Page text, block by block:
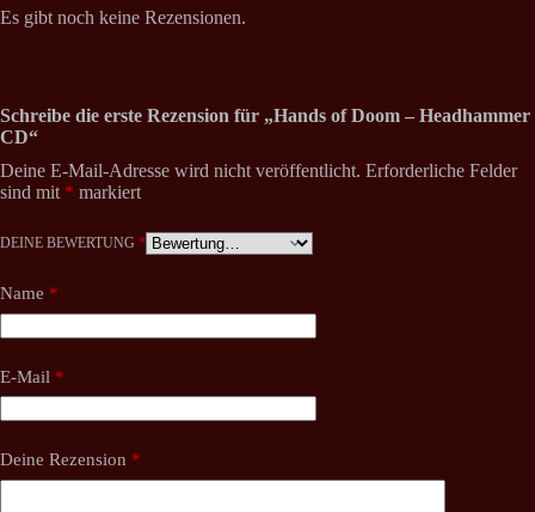
Es gibt noch keine Rezensionen.
Schreibe die erste Rezension für „Hands of Doom – Headhammer
CD“
Deine E-Mail-Adresse wird nicht veröffentlicht. Erforderliche Felder
sind mit * markiert
DEINE BEWERTUNG *
Name *
E-Mail *
Deine Rezension *